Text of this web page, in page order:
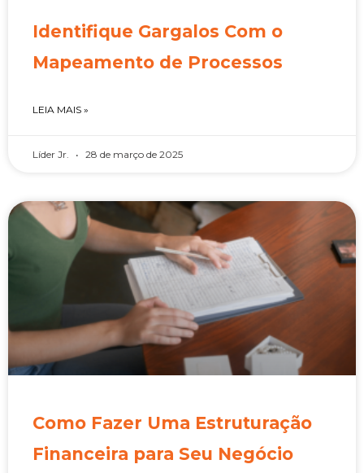
Identifique Gargalos Com o
Mapeamento de Processos
LEIA MAIS »
Líder Jr. 28 de março de 2025
Como Fazer Uma Estruturação
Financeira para Seu Negócio